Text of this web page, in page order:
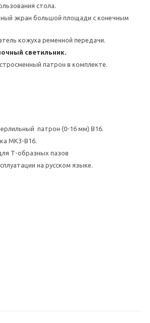
стола.
экран большой площади с конечным
кожуха ременной передачи.
светильник.
патрон в комплекте.
патрон (0-16 мм) В16.
МК3-В16.
Т-образных пазов
на русском языке.